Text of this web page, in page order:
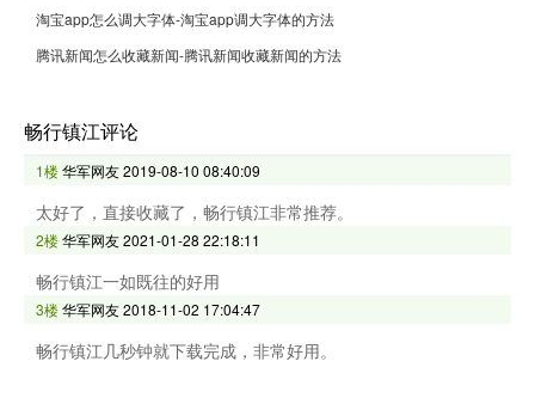
淘宝app怎么调大字体-淘宝app调大字体的方法
腾讯新闻怎么收藏新闻-腾讯新闻收藏新闻的方法
畅行镇江评论
1楼华军网友2019-08-10 08:40:09
太好了，直接收藏了，畅行镇江非常推荐。
2楼华军网友2021-01-28 22:18:11
畅行镇江一如既往的好用
3楼华军网友2018-11-02 17:04:47
畅行镇江几秒钟就下载完成，非常好用。